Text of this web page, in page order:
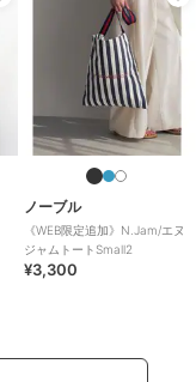
ノーブル
《WEB限定追加》N.Jam/エヌ
ジャムトートSmall2
¥3,300